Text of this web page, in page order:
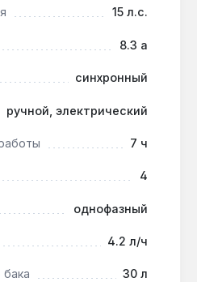
редуктор, что
с бензином.
масло?
420 см³
через щуп.
15 л.с.
8.3 а
синхронный
ручной, электрический
7 ч
4
однофазный
4.2 л/ч
бака 30 л